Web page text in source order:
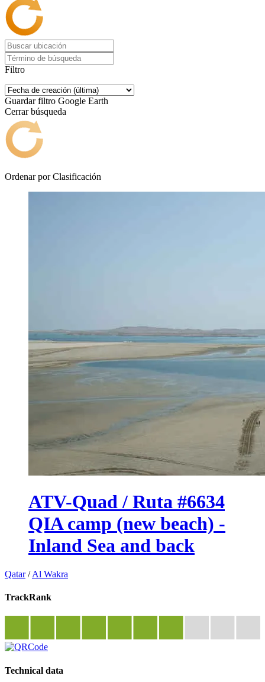
Filtro
Guardar filtro Google Earth
Cerrar búsqueda
Ordenar por Clasificación
ATV-Quad / Ruta #6634
QIA camp (new beach) -
Inland Sea and back
Qatar/Al Wakra
TrackRank
Technical data